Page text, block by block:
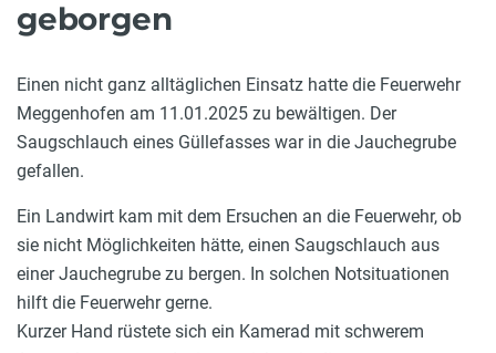
geborgen
Einen nicht ganz alltäglichen Einsatz hatte die Feuerwehr
Meggenhofen am 11.01.2025 zu bewältigen. Der
Saugschlauch eines Güllefasses war in die Jauchegrube
gefallen.
Ein Landwirt kam mit dem Ersuchen an die Feuerwehr, ob
sie nicht Möglichkeiten hätte, einen Saugschlauch aus
einer Jauchegrube zu bergen. In solchen Notsituationen
hilft die Feuerwehr gerne.
Kurzer Hand rüstete sich ein Kamerad mit schwerem